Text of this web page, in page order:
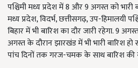
पश्चिमी मध्य प्रदेश में 8 और 9 अगस्त को भारी
मध्य प्रदेश, विदर्भ, छत्तीसगढ़, उप-हिमालयी
बिहार में भी बारिश का दौर जारी रहेगा. 9
अगस्त के दौरान झारखंड में भी भारी बारिश
पांच दिनों तक गरज-चमक के साथ बारिश की